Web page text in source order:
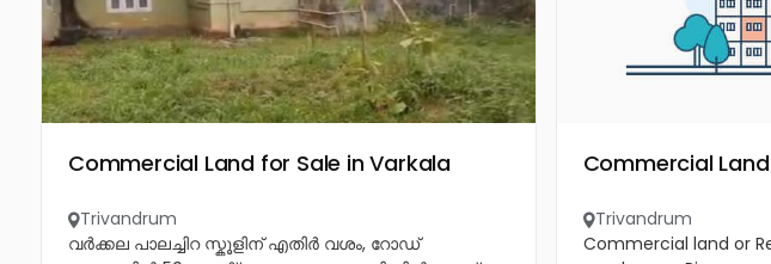
Commercial Land for Sale in Varkala
Trivandrum
വർക്കല പാലച്ചിറ സ്കൂളിന് എതിർ വശം, റോഡ്
Commercial
Trivandrum
Commercial land or